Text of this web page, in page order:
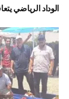
الوداد الرياضي